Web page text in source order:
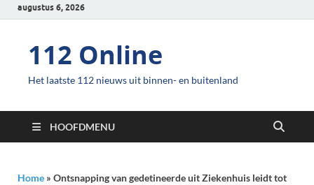
augustus 6, 2026
112 Online
Het laatste 112 nieuws uit binnen- en buitenland
HOOFDMENU
Home » Ontsnapping van gedetineerde uit Ziekenhuis leidt tot